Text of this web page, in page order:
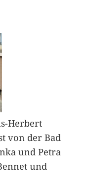
Herbert
von der Bad
und Petra
und